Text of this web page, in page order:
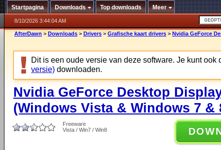
Startpagina Downloads Top downloads Meer
8/10/2026 3:44:04 AM
AfterDawn > Downloads > Drivers > Grafische kaart drivers > Nvidia GeForce
Dit is een oude versie van deze software. Je kunt ook
versie) downloaden.
Nvidia GeForce Desktop
(Windows Vista & Windows 7 &
Freeware
Vista / Win7 / Win8